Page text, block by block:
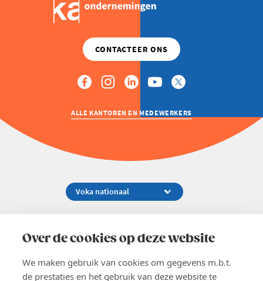
Over de cookies op deze website
We maken gebruik van cookies om gegevens m.b.t.
de prestaties en het gebruik van deze website te
ALLE KANTOREN EN MEDEWERKERS
02 229 81 11